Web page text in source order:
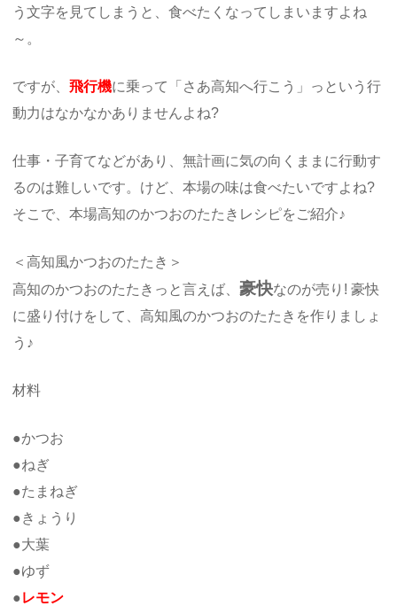
う文字を見てしまうと、食べたくなってしまいますよね
～。
ですが、飛行機に乗って「さあ高知へ行こう」っという行
動力はなかなかありませんよね?
仕事・子育てなどがあり、無計画に気の向くままに行動す
るのは難しいです。けど、本場の味は食べたいですよね?
そこで、本場高知のかつおのたたきレシピをご紹介♪
＜高知風かつおのたたき＞
高知のかつおのたたきっと言えば、豪快なのが売り! 豪快
に盛り付けをして、高知風のかつおのたたきを作りましょ
う♪
材料
●かつお
●ねぎ
●たまねぎ
●きょうり
●大葉
●ゆず
●レモン